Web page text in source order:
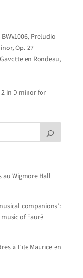
Preludio
Op. 27
en Rondeau,
in D minor for
au Wigmore Hall
companions’:
of Fauré
à l’ïle Maurice en